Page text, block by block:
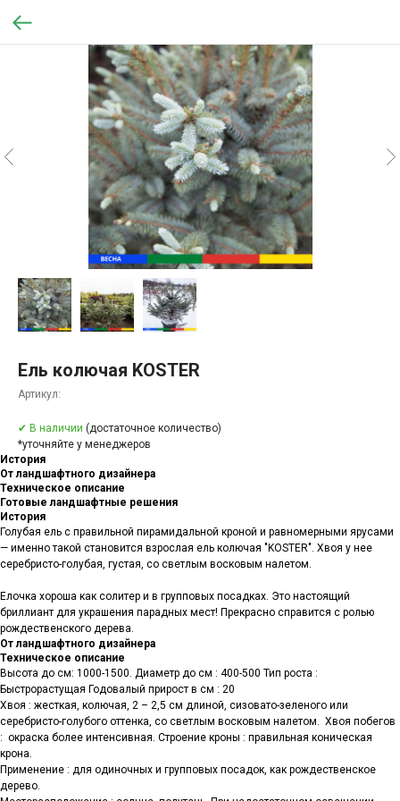
Ель колючая KOSTER
Артикул:
✔ В наличии (достаточное количество)
*уточняйте у менеджеров
История
От ландшафтного дизайнера
Техническое описание
Готовые ландшафтные решения
История
Голубая ель с правильной пирамидальной кроной и равномерными ярусами
— именно такой становится взрослая ель колючая "KOSTER". Хвоя у нее
серебристо-голубая, густая, со светлым восковым налетом.
Елочка хороша как солитер и в групповых посадках. Это настоящий
бриллиант для украшения парадных мест! Прекрасно справится с ролью
рождественского дерева.
От ландшафтного дизайнера
Техническое описание
Высота до см: 1000-1500. Диаметр до см : 400-500 Тип роста :
Быстрорастущая Годовалый прирост в см : 20
Хвоя : жесткая, колючая, 2 – 2,5 см длиной, сизовато-зеленого или
серебристо-голубого оттенка, со светлым восковым налетом. Хвоя побегов
: окраска более интенсивная. Строение кроны : правильная коническая
крона.
Применение : для одиночных и групповых посадок, как рождественское
дерево.